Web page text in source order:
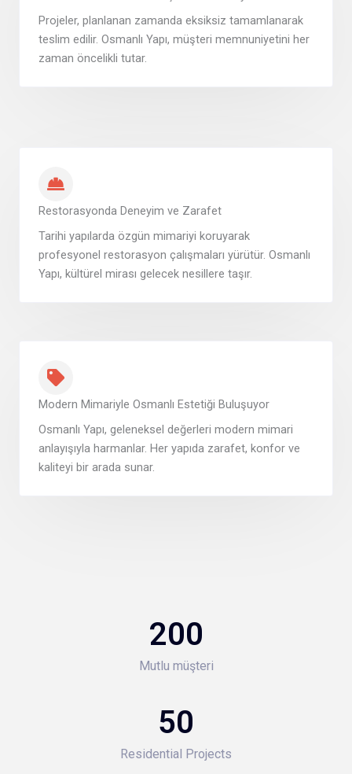
Projeler, planlanan zamanda eksiksiz tamamlanarak
teslim edilir. Osmanlı Yapı, müşteri memnuniyetini her
zaman öncelikli tutar.
Restorasyonda Deneyim ve Zarafet
Tarihi yapılarda özgün mimariyi koruyarak
profesyonel restorasyon çalışmaları yürütür. Osmanlı
Yapı, kültürel mirası gelecek nesillere taşır.
Modern Mimariyle Osmanlı Estetiği Buluşuyor
Osmanlı Yapı, geleneksel değerleri modern mimari
anlayışıyla harmanlar. Her yapıda zarafet, konfor ve
kaliteyi bir arada sunar.
Mutlu müşteri
200
Residential Projects
50